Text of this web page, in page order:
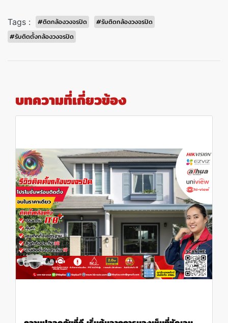
Tags : #ติดกล้องวงจรปิด
#รับติดกล้องวงจรปิด
#รับติดตั้งกล้องวงจรปิด
บทความที่เกี่ยวข้อง